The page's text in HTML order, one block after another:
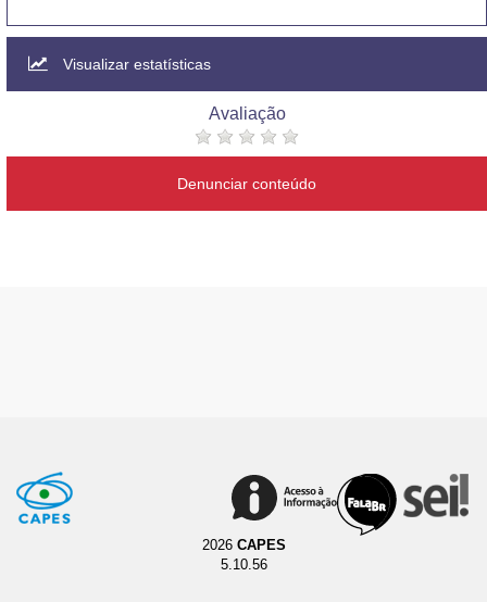
Visualizar estatísticas
Avaliação
Denunciar conteúdo
2026 CAPES
5.10.56